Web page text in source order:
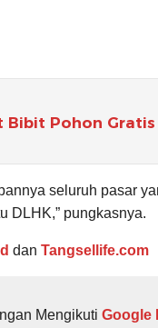
Bibit Pohon
seluruh pasar
DLHK,” pungkasnya.
dan Tangsellife.com
Mengikuti Google